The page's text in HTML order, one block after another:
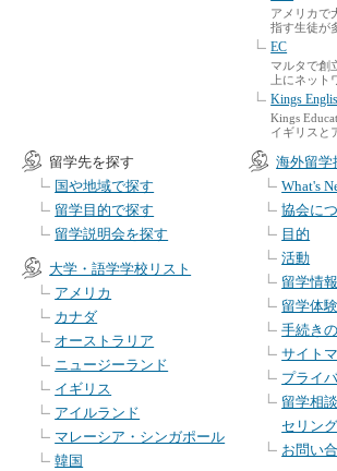
アメリカで
指す生徒が
EC
マルタで創
上にネット
Kings
Kings
イギリスと
留学先を探す
国や地域で探す
留学目的で探す
留学説明会を探す
大学・語学学校リスト
アメリカ
カナダ
オーストラリア
ニュージーランド
イギリス
アイルランド
マレーシア・シンガポール
韓国
海外留学
What's
協会に
目的
活動
留学情報
留学体
手続き
サイト
プライ
留学相
セリング
お問い